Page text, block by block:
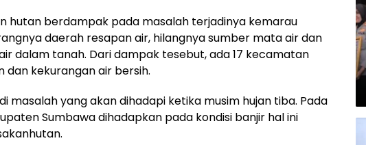
hutan berdampak pada masalah terjadinya kemarau
daerah resapan air, hilangnya sumber mata air dan
dalam tanah. Dari dampak tesebut, ada 17 kecamatan
dan kekurangan air bersih.
masalah yang akan dihadapi ketika musim hujan tiba. Pada
Sumbawa dihadapkan pada kondisi banjir hal ini